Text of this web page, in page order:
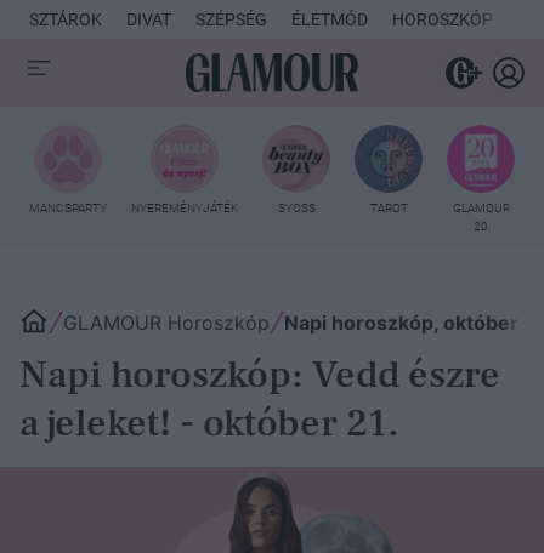
SZTÁROK DIVAT SZÉPSÉG ÉLETMÓD HOROSZKÓP
MANCSPARTY NYEREMÉNYJÁTÉK SYOSS TAROT
GLAMOUR
20
GLAMOUR Horoszkóp Napi horoszkóp, október
Napi horoszkóp: Vedd észre
a jeleket! - október 21.